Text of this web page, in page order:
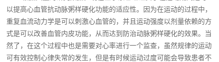
以提高心血管抗动脉粥样硬化功能的适应性。因为在运动的过程中，
重复血流动力学是可以刺激心血管的，并且运动强度以剂量依赖的方
式是可以改善血管内皮功能，从而达到防治动脉粥样硬化的效果。当
然了，在这个过程中也是需要对心率进行一个监查，虽然规律的运动
可有效控制心律失常的发生，但是有时候运动过度可能会导致患者不